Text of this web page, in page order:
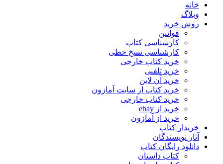
خانه
وبلاگ
روش خرید
قوانین
کارشناسی کتاب
کارشناسی نسخ خطی
خرید کتاب خارجی
خرید تلفنی
خرید آن لاین
خرید کتاب از سایت آمازون
خرید کتاب خارجی
خرید از ebay
خرید از آمازون
خریدار کتاب
آثار نویسندگان
دانلود رایگان کتاب
کتاب داستان